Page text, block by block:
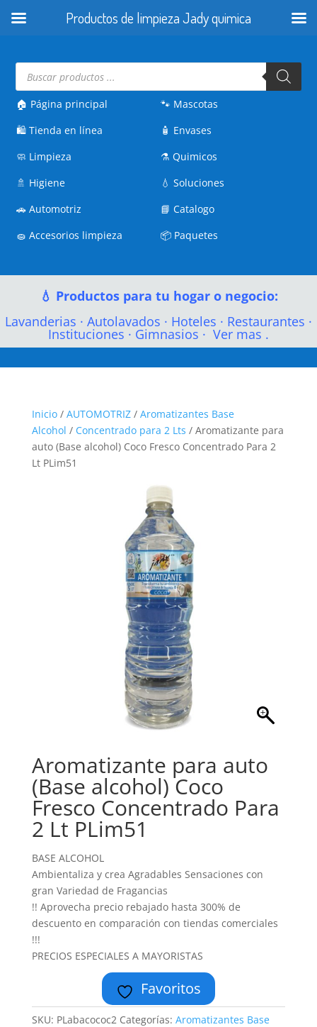
Búsqueda
productos
🏠 Página principal
🛍️Tienda en línea
🧼 Limpieza
🚿 Higiene
🚗Automotriz
🧽Accesorios limpieza
🐾 Mascotas
🧴 Envases
⚗️Quimicos
💧Soluciones
📘Catalogo
📦 Paquetes
💧 Productos para tu hogar o negocio:
Lavanderias · Autolavados · Hoteles · Restaurantes ·
Instituciones · Gimnasios · Ver mas .
Inicio/ AUTOMOTRIZ/ Aromatizantes Base
Alcohol / Concentrado para 2 Lts / Aromatizante para
auto (Base alcohol) Coco Fresco Concentrado Para 2
Lt PLim51
Aromatizante para auto
(Base alcohol) Coco
Fresco Concentrado Para
2 Lt PLim51
BASE ALCOHOL
Ambientaliza y crea Agradables Sensaciones con
gran Variedad de Fragancias
!! Aprovecha precio rebajado hasta 300% de
descuento en comparación con tiendas comerciales
!!!
PRECIOS ESPECIALES A MAYORISTAS
Favoritos
SKU: PLabacococ2 Categorías: Aromatizantes Base
Productos de limpieza Jady quimica